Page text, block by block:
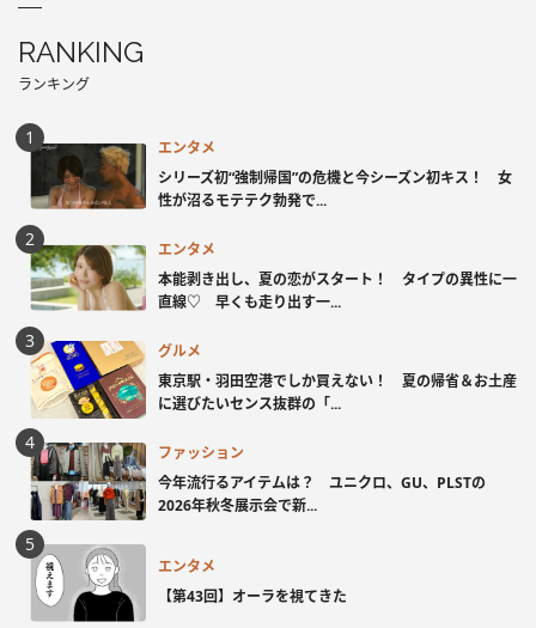
RANKING
ランキング
エンタメ
シリーズ初“強制帰国”の危機と今シーズン初キス！ 女
性が沼るモテテク勃発で...
エンタメ
本能剥き出し、夏の恋がスタート！ タイプの異性に一
直線♡ 早くも走り出す一...
グルメ
東京駅・羽田空港でしか買えない！ 夏の帰省＆お土産
に選びたいセンス抜群の「...
ファッション
今年流行るアイテムは？ ユニクロ、GU、PLSTの
2026年秋冬展示会で新...
エンタメ
【第43回】オーラを視てきた